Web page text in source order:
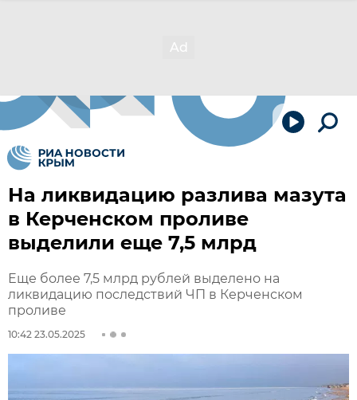
На ликвидацию разлива мазута
в Керченском проливе
выделили еще 7,5 млрд
Еще более 7,5 млрд рублей выделено на
ликвидацию последствий ЧП в Керченском
проливе
10:42 23.05.2025